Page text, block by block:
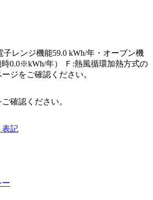
子レンジ機能59.0 kWh/年・オーブン機
時0.0※kWh/年） Ｆ:熱風循環加熱方式の
ジをご確認ください。
ご確認ください。
表記
ー